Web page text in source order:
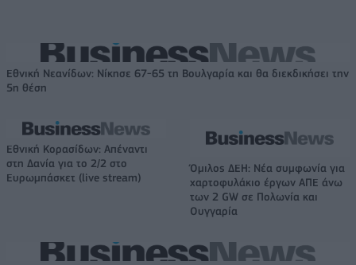
Εθνική Νεανίδων: Νίκησε 67-65 τη Βουλγαρία και θα διεκδικήσει την
5η θέση
Εθνική Κορασίδων: Απέναντι
στη Δανία για το 2/2 στο
Ευρωμπάσκετ (live stream)
Όμιλος ΔΕΗ: Νέα συμφωνία για
χαρτοφυλάκιο έργων ΑΠΕ άνω
των 2 GW σε Πολωνία και
Ουγγαρία